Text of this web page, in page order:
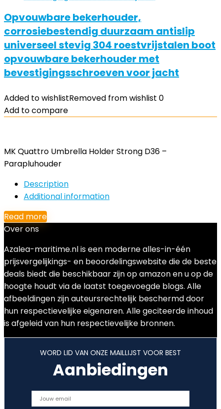
Opvouwbare bekerhouder,
corrosiebestendig duurzaam antislip
universeel stevig 304 roestvrijstalen boot
opvouwbare bekerhouder met
bevestigingsschroeven voor jacht
Added to wishlistRemoved from wishlist 0
Add to compare
MK Quattro Umbrella Holder Strong D36 –
Parapluhouder
Description
Additional information
Read more
Over ons
Azalea-maritime.nl is een moderne alles-in-één
prijsvergelijkings- en beoordelingswebsite die de beste
deals biedt die beschikbaar zijn op amazon en u op de
hoogte houdt via de laatst toegevoegde blogs. Alle
afbeeldingen zijn auteursrechtelijk beschermd door
hun respectievelijke eigenaren. Alle geciteerde inhoud
is afgeleid van hun respectievelijke bronnen.
WORD LID VAN ONZE MAILLIJST VOOR BEST
Aanbiedingen